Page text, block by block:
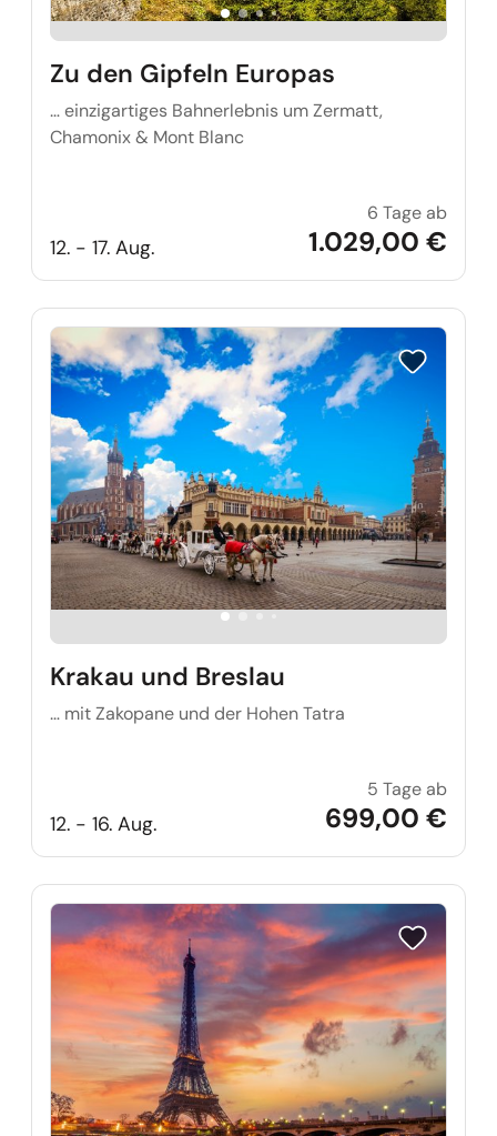
Zu den Gipfeln Europas
… einzigartiges Bahnerlebnis um Zermatt,
Chamonix & Mont Blanc
12. - 17. Aug.
Zu
6 Tage ab
1.029,00 €
Reise auf
Krakau und Breslau
… mit Zakopane und der Hohen Tatra
12. - 16. Aug.
5 Tage ab
699,00 €
Reise auf